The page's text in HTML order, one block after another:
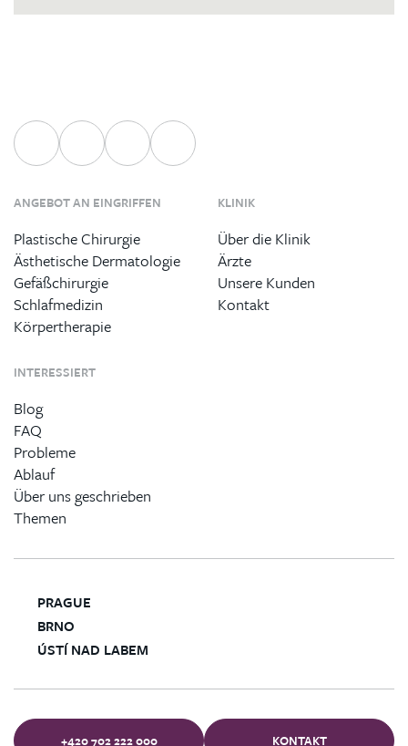
ANGEBOT AN EINGRIFFEN
Plastische Chirurgie
Ästhetische Dermatologie
Gefäßchirurgie
Schlafmedizin
Körpertherapie
KLINIK
Über die Klinik
Ärzte
Unsere Kunden
Kontakt
INTERESSIERT
Blog
FAQ
Probleme
Ablauf
Über uns geschrieben
Themen
PRAGUE
BRNO
ÚSTÍ NAD LABEM
+420 702 222 000 KONTAKT